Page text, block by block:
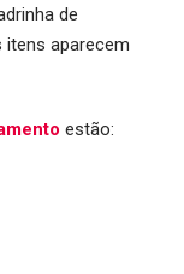
de
itens aparecem
estão: